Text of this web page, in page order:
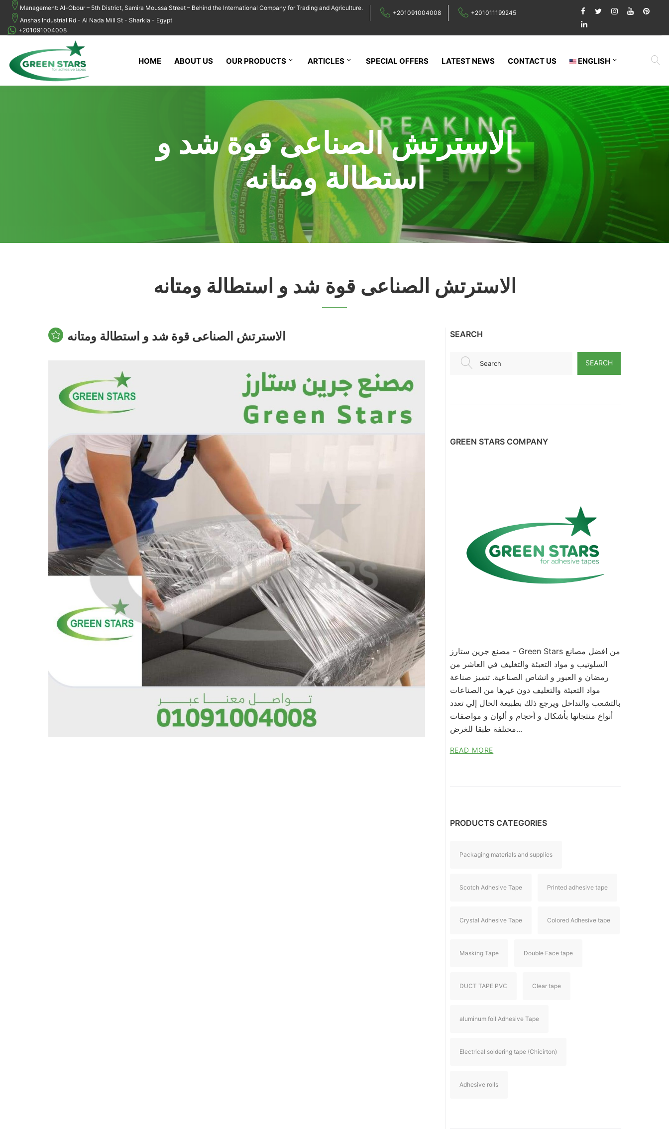
Management: Al-Obour – 5th District, Samira Moussa Street – Behind the International Company for Trading and Agriculture.
Anshas Industrial Rd - Al Nada Mill St - Sharkia - Egypt
+201091004008 +201011199245
+201091004008
HOME ABOUT US OUR PRODUCTS ARTICLES SPECIAL OFFERS LATEST NEWS CONTACT US ENGLISH
الاسترتش الصناعى قوة شد و
استطالة ومتانه
الاسترتش الصناعى قوة شد و استطالة ومتانه
الاسترتش الصناعى قوة شد و استطالة ومتانه SEARCH
Search SEARCH
GREEN STARS COMPANY
مصنع جرين ستارز - Green Stars من افضل مصانع
السلوتيب و مواد التعبئة والتغليف في العاشر من
رمضان و العبور و انشاص الصناعية. تتميز صناعة
مواد التعبئة والتغليف دون غيرها من الصناعات
بالتشعب والتداخل ويرجع ذلك بطبيعة الحال إلي تعدد
أنواع منتجاتها بأشكال و أحجام و ألوان و مواصفات
مختلفة طبقا للغرض...
READ MORE
PRODUCTS CATEGORIES
Packaging materials and supplies
Scotch Adhesive Tape Printed adhesive tape
Crystal Adhesive Tape Colored Adhesive tape
Masking Tape Double Face tape
DUCT TAPE PVC Clear tape
aluminum foil Adhesive Tape
Electrical soldering tape (Chicirton)
Adhesive rolls